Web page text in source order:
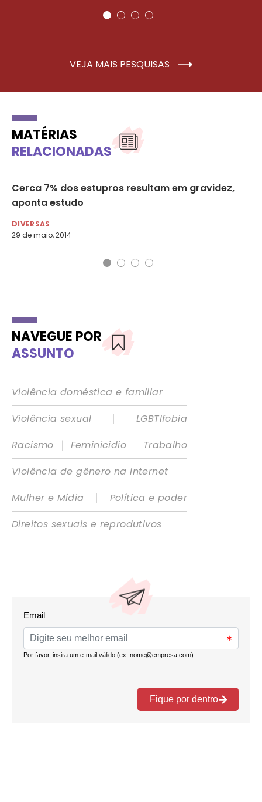
VEJA MAIS PESQUISAS
MATÉRIAS
RELACIONADAS
Cerca 7% dos estupros resultam em gravidez,
aponta estudo
DIVERSAS
29 de maio, 2014
NAVEGUE POR
ASSUNTO
Violência doméstica e familiar
Violência sexual
|
LGBTIfobia
Racismo
| Feminicídio |
Trabalho
Violência de gênero na internet
Mulher e Mídia
|
Política e poder
Direitos sexuais e reprodutivos